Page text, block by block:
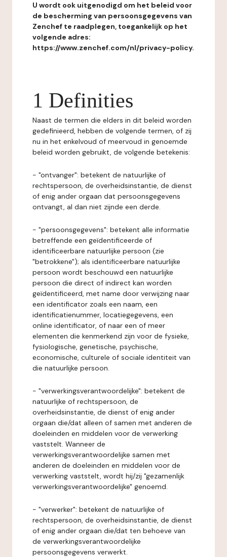
U wordt ook uitgenodigd om het beleid voor
de bescherming van persoonsgegevens van
Zenchef te raadplegen, toegankelijk op het
volgende adres:
https://www.zenchef.com/nl/privacy-policy.
1 Definities
Naast de termen die elders in dit beleid worden
gedefinieerd, hebben de volgende termen, of zij
nu in het enkelvoud of meervoud in genoemde
beleid worden gebruikt, de volgende betekenis:
- "ontvanger": betekent de natuurlijke of
rechtspersoon, de overheidsinstantie, de dienst
of enig ander orgaan dat persoonsgegevens
ontvangt, al dan niet zijnde een derde.
- "persoonsgegevens": betekent alle informatie
betreffende een geïdentificeerde of
identificeerbare natuurlijke persoon (zie
"betrokkene"); als identificeerbare natuurlijke
persoon wordt beschouwd een natuurlijke
persoon die direct of indirect kan worden
geïdentificeerd, met name door verwijzing naar
een identificator zoals een naam, een
identificatienummer, locatiegegevens, een
online identificator, of naar een of meer
elementen die kenmerkend zijn voor de fysieke,
fysiologische, genetische, psychische,
economische, culturele of sociale identiteit van
die natuurlijke persoon.
- "verwerkingsverantwoordelijke": betekent de
natuurlijke of rechtspersoon, de
overheidsinstantie, de dienst of enig ander
orgaan die/dat alleen of samen met anderen de
doeleinden en middelen voor de verwerking
vaststelt. Wanneer de
verwerkingsverantwoordelijke samen met
anderen de doeleinden en middelen voor de
verwerking vaststelt, wordt hij/zij "gezamenlijk
verwerkingsverantwoordelijke" genoemd.
- "verwerker": betekent de natuurlijke of
rechtspersoon, de overheidsinstantie, de dienst
of enig ander orgaan die/dat ten behoeve van
de verwerkingsverantwoordelijke
persoonsgegevens verwerkt.